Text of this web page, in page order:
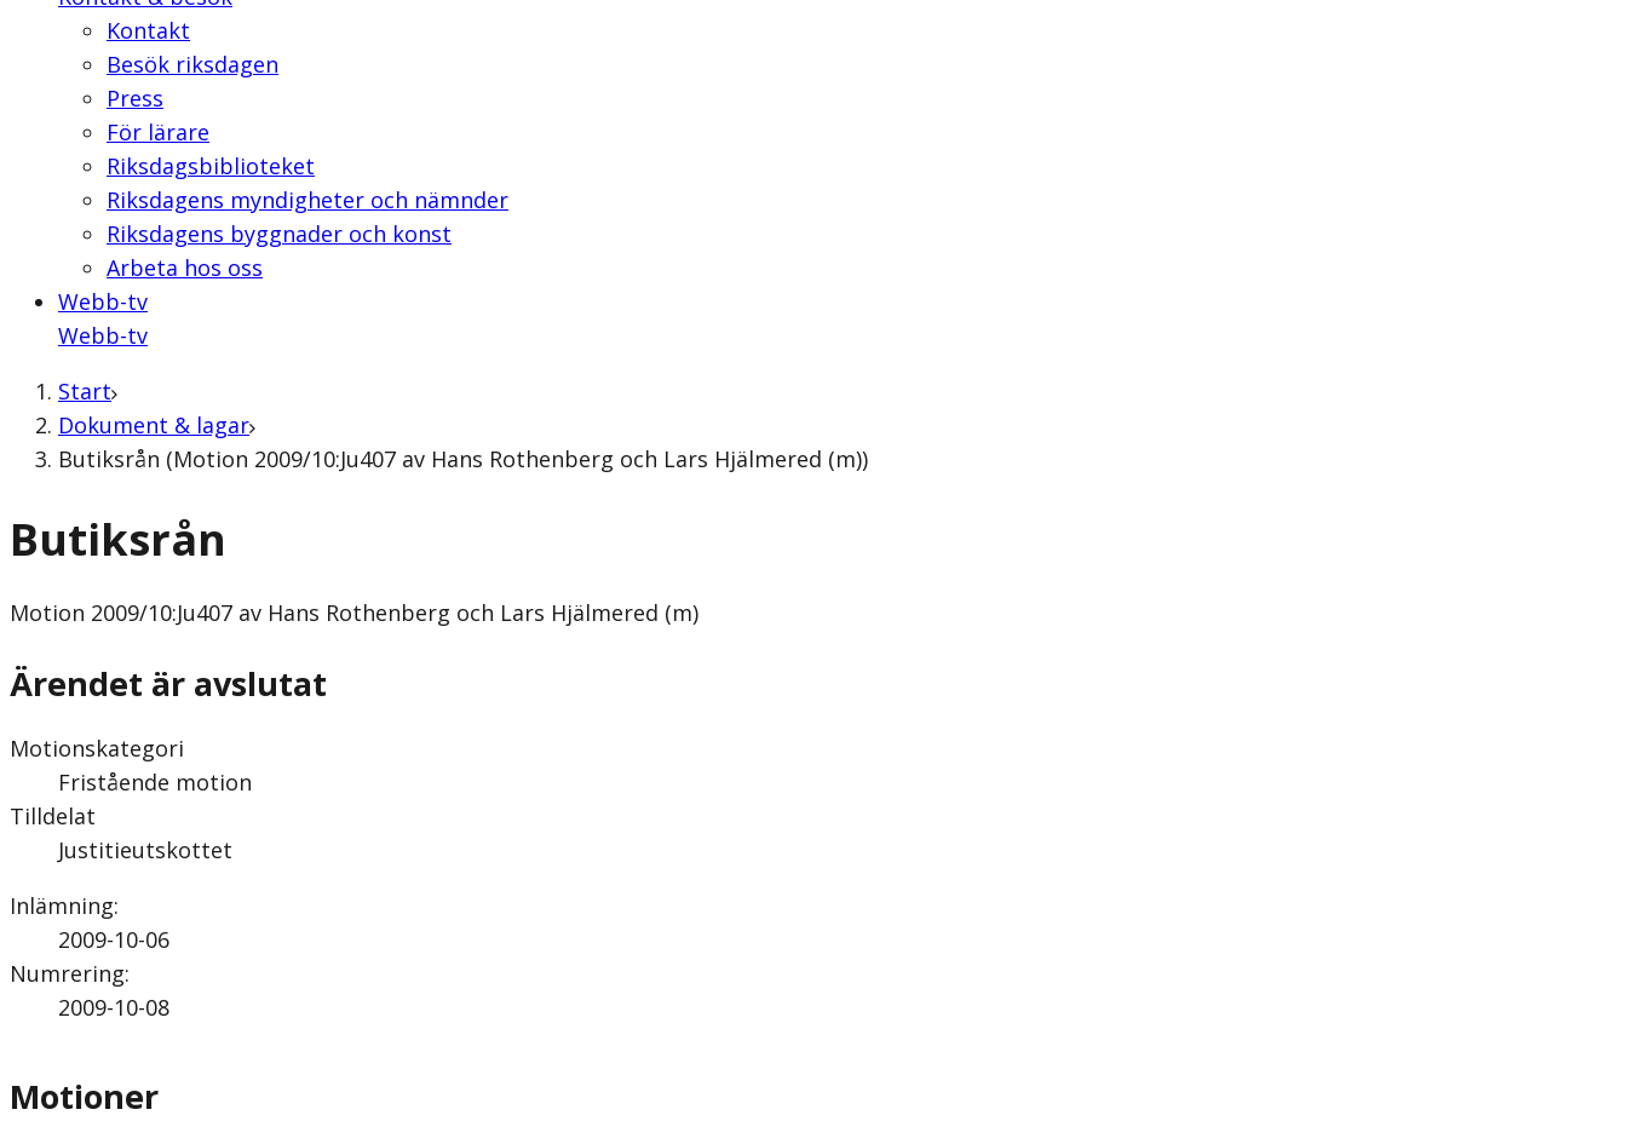
Kontakt
Besök riksdagen
Press
För lärare
Riksdagsbiblioteket
Riksdagens myndigheter och nämnder
Riksdagens byggnader och konst
Arbeta hos oss
Webb-tv
Webb-tv
Start
Dokument & lagar
Butiksrån (Motion 2009/10:Ju407 av Hans Rothenberg och Lars Hjälmered (m))
Butiksrån
Motion 2009/10:Ju407 av Hans Rothenberg och Lars Hjälmered (m)
Ärendet är avslutat
Motionskategori
Fristående motion
Tilldelat
Justitieutskottet
Inlämning:
2009-10-06
Numrering:
2009-10-08
Motioner